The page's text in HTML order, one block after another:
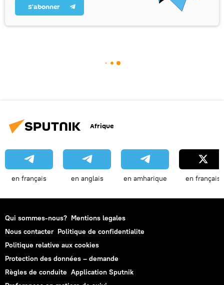
S’abonner
Afrique
en français en anglais en amharique en français
Qui sommes-nous? Mentions legales
Nous contacter Politique de confidentialite
Politique relative aux cookies
Protection des données – demande
Règles de conduite Application Sputnik